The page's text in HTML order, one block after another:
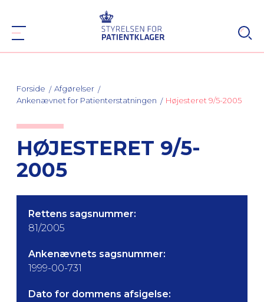
Forside
Afgørelser
Ankenævnet for Patienterstatningen
Højesteret 9/5-2005
HØJESTERET 9/5-
2005
Rettens sagsnummer:
81/2005
Ankenævnets sagsnummer:
1999-00-731
Dato for dommens afsigelse: